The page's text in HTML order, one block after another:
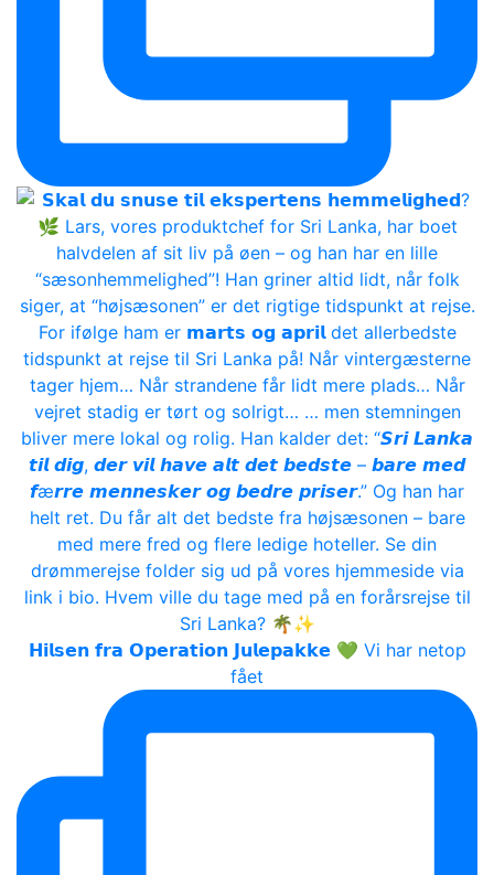
𝗛𝗶𝗹𝘀𝗲𝗻 𝗳𝗿𝗮 𝗢𝗽𝗲𝗿𝗮𝘁𝗶𝗼𝗻 𝗝𝘂𝗹𝗲𝗽𝗮𝗸𝗸𝗲 💚 Vi har netop
fået